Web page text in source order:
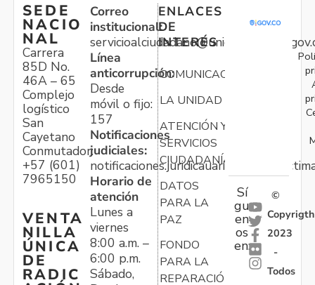
SEDE
NACIO
NAL
Carrera
85D No.
46A – 65
Complejo
logístico
San
Cayetano
Conmutador:
+57 (601)
7965150
VENTA
NILLA
ÚNICA
DE
RADIC
Correo
institucional:
Línea
anticorrupción:
Desde
móvil o fijo:
157
Notificaciones
judiciales:
Horario de
atención
Lunes a
viernes
8:00 a.m. –
6:00 p.m.
Sábado,
ENLACES
DE
INTERÉS
COMUNICACIONES
LA UNIDAD
ATENCIÓN Y
SERVICIOS
CIUDADANÍA
DATOS
PARA LA
PAZ
FONDO
PARA LA
REPARACIÓN
Sí
gu
en
os
en:
©
Copyrigth
2023
-
Todos